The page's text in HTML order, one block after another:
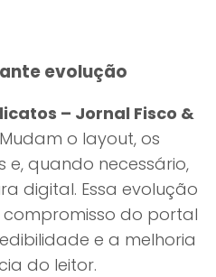
evolução
– Jornal Fisco &
o layout, os
e, quando necessário,
digital. Essa evolução
do portal
e a melhoria
do leitor.